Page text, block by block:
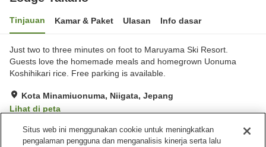
Tinjauan Kamar & Paket Ulasan Info dasar
Just two to three minutes on foot to Maruyama Ski Resort.
Guests love the homemade meals and homegrown Uonuma
Koshihikari rice. Free parking is available.
Kota Minamiuonuma, Niigata, Jepang
Lihat di peta
Fasilitas properti
Situs web ini menggunakan cookie untuk meningkatkan
pengalaman pengguna dan menganalisis kinerja serta lalu